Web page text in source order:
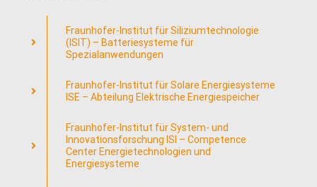
Fraunhofer-Institut für Siliziumtechnologie
(ISIT) – Batteriesysteme für
Spezialanwendungen
Fraunhofer-Institut für Solare Energiesysteme
ISE – Abteilung Elektrische Energiespeicher
Fraunhofer-Institut für System- und
Innovationsforschung ISI – Competence
Center Energietechnologien und
Energiesysteme